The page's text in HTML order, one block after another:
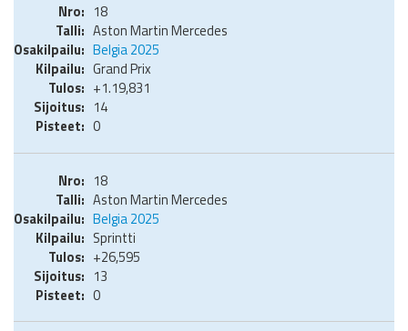
18
Aston Martin Mercedes
Belgia 2025
Grand Prix
+1.19,831
14
0
18
Aston Martin Mercedes
Belgia 2025
Sprintti
+26,595
13
0